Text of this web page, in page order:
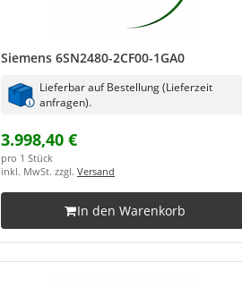
Siemens 6SN2480-2CF00-1GA0
Lieferbar auf Bestellung (Lieferzeit
anfragen).
3.998,40 €
pro 1 Stück
inkl. MwSt. zzgl. Versand
In den Warenkorb